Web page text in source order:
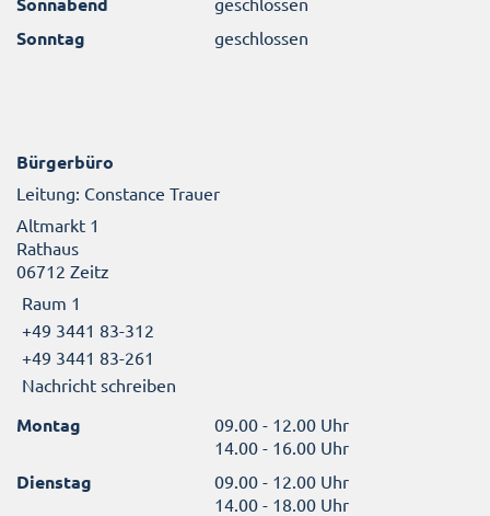
Sonntag geschlossen
Bürgerbüro
Leitung: Constance Trauer
Altmarkt 1
Rathaus
06712 Zeitz
Raum 1
+49 3441 83-312
+49 3441 83-261
Nachricht schreiben
Montag
09.00 - 12.00 Uhr
14.00 - 16.00 Uhr
Dienstag
09.00 - 12.00 Uhr
14.00 - 18.00 Uhr